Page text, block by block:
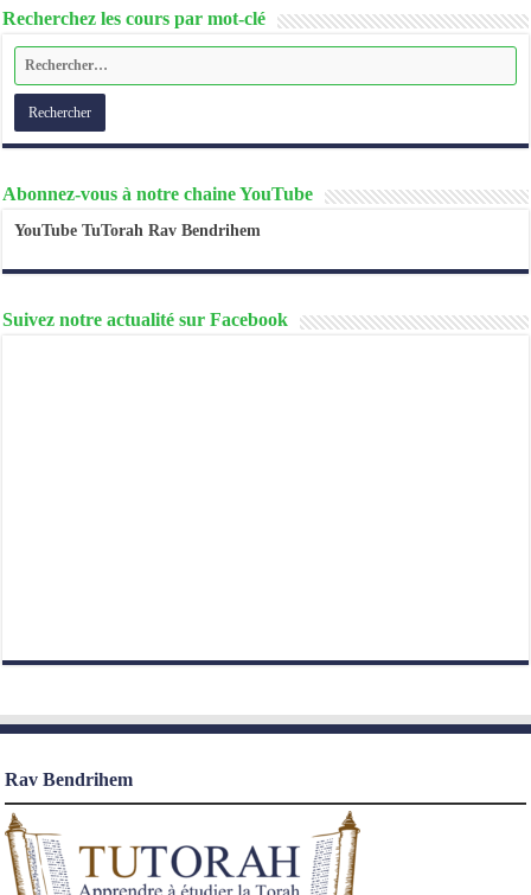
Recherchez les cours par mot-clé
Abonnez-vous à notre chaine YouTube
YouTube TuTorah Rav Bendrihem
Suivez notre actualité sur Facebook
Rav Bendrihem